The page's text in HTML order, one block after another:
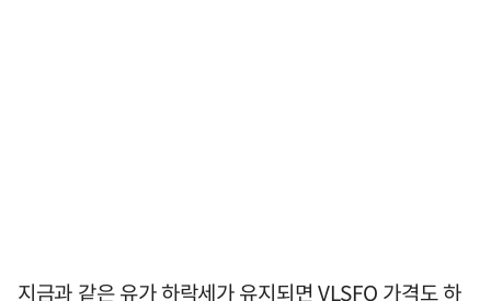
지금과 같은 유가 하락세가 유지되면 VLSFO 가격도 하